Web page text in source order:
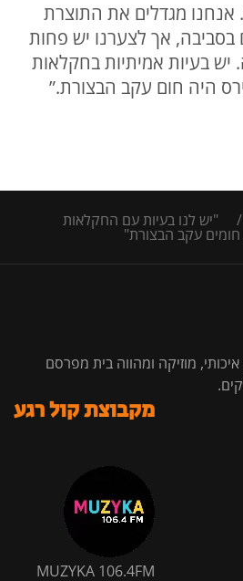
מגדלים את התוצרת
בסביבה, אך לצערנו יש פחות
בעיות אמיתיות בחקלאות
/ "יש לנו בעיות עם החקלאות
מוזיקה ומהווה בית מפרסם
מקבוצת קול רגע
MUZYKA 106.4FM